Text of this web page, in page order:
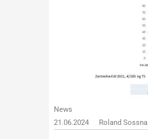
News
21.06.2024
Roland Sossna